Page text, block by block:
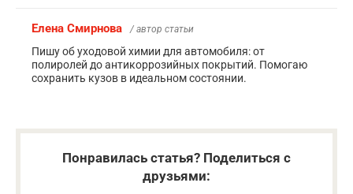
Елена Смирнова / автор статьи
Пишу об уходовой химии для автомобиля: от
полиролей до антикоррозийных покрытий. Помогаю
сохранить кузов в идеальном состоянии.
Понравилась статья? Поделиться с
друзьями: